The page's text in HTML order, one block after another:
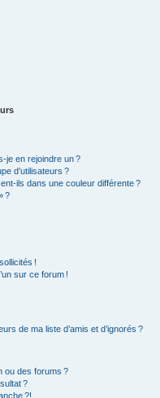
je en rejoindre un ?
d’utilisateurs ?
ils dans une couleur différente ?
?
!
sur ce forum !
de ma liste d’amis et d’ignorés ?
ou des forums ?
?
?!